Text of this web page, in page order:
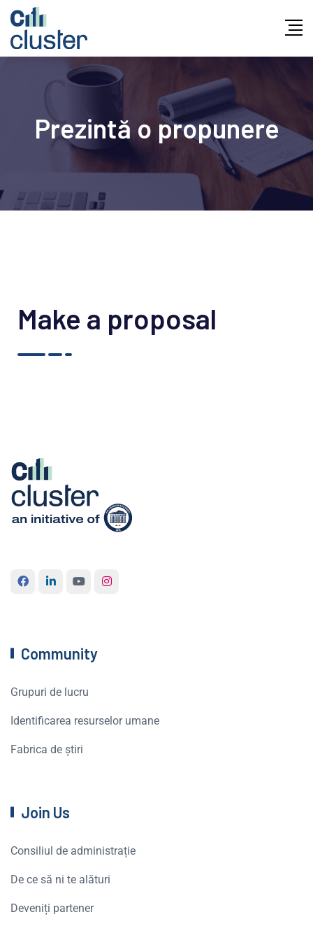
Prezintă o propunere
Make a proposal
Community
Grupuri de lucru
Identificarea resurselor umane
Fabrica de știri
Join Us
Consiliul de administrație
De ce să ni te alături
Deveniți partener